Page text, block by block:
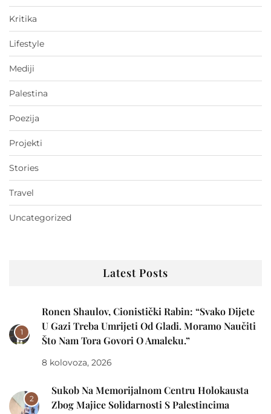
Kritika
Lifestyle
Mediji
Palestina
Poezija
Projekti
Stories
Travel
Uncategorized
Latest Posts
1
Ronen Shaulov, Cionistički Rabin: “Svako Dijete
U Gazi Treba Umrijeti Od Gladi. Moramo Naučiti
Što Nam Tora Govori O Amaleku.”
8 kolovoza, 2026
2
Sukob Na Memorijalnom Centru Holokausta
Zbog Majice Solidarnosti S Palestincima